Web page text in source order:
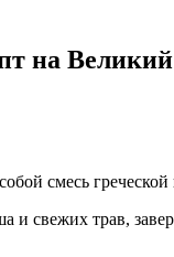
на
смесь
и свежих трав,